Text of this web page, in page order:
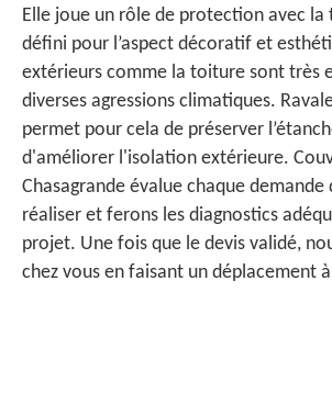
Elle joue un rôle de protection avec
défini pour l’aspect décoratif et
extérieurs comme la toiture sont très
diverses agressions climatiques.
permet pour cela de préserver
d'améliorer l'isolation extérieure.
Chasagrande évalue chaque demande
réaliser et ferons les diagnostics
projet. Une fois que le devis validé,
chez vous en faisant un déplacement